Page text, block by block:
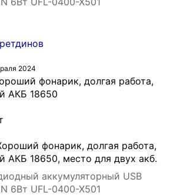
2024
фонарик, долгая работа,
АКБ 18650
фонарик, долгая работа,
18650, место для двух акб.
аккумуляторный USB
6Вт UFL-0400-X501